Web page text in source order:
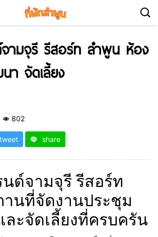
จามจุรี รีสอร์ท ลำพูน ห้อง
า จัดเลี้ยง
802
tweet share
นด์จามจุรี รีสอร์ท
นที่จัดงานประชุม
ะจัดเลี้ยงที่ครบครัน